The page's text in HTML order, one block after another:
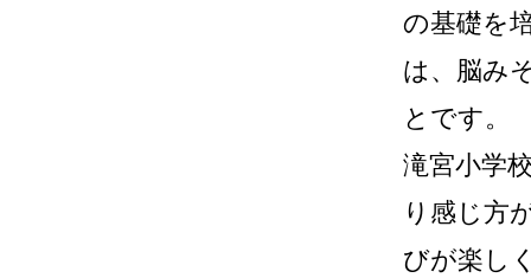
の基礎を
は、脳み
とです。
滝宮小学
り感じ方
びが楽し